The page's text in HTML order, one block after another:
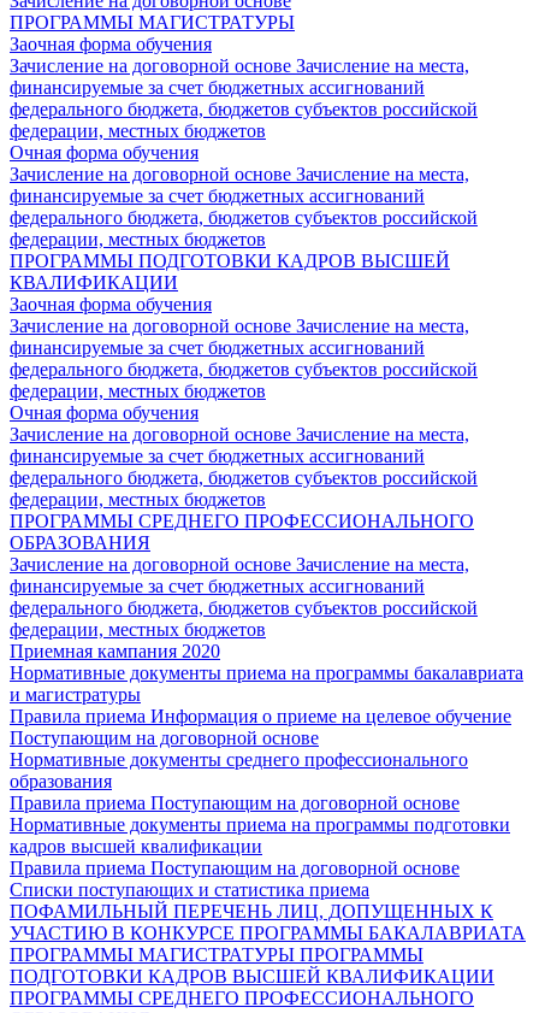
ПРОГРАММЫ МАГИСТРАТУРЫ
Заочная форма обучения
Зачисление на договорной основе Зачисление на места,
финансируемые за счет бюджетных ассигнований
федерального бюджета, бюджетов субъектов российской
федерации, местных бюджетов
Очная форма обучения
Зачисление на договорной основе Зачисление на места,
финансируемые за счет бюджетных ассигнований
федерального бюджета, бюджетов субъектов российской
федерации, местных бюджетов
ПРОГРАММЫ ПОДГОТОВКИ КАДРОВ ВЫСШЕЙ
КВАЛИФИКАЦИИ
Заочная форма обучения
Зачисление на договорной основе Зачисление на места,
финансируемые за счет бюджетных ассигнований
федерального бюджета, бюджетов субъектов российской
федерации, местных бюджетов
Очная форма обучения
Зачисление на договорной основе Зачисление на места,
финансируемые за счет бюджетных ассигнований
федерального бюджета, бюджетов субъектов российской
федерации, местных бюджетов
ПРОГРАММЫ СРЕДНЕГО ПРОФЕССИОНАЛЬНОГО
ОБРАЗОВАНИЯ
Зачисление на договорной основе Зачисление на места,
финансируемые за счет бюджетных ассигнований
федерального бюджета, бюджетов субъектов российской
федерации, местных бюджетов
Приемная кампания 2020
Нормативные документы приема на программы бакалавриата
и магистратуры
Правила приема Информация о приеме на целевое обучение
Поступающим на договорной основе
Нормативные документы среднего профессионального
образования
Правила приема Поступающим на договорной основе
Нормативные документы приема на программы подготовки
кадров высшей квалификации
Правила приема Поступающим на договорной основе
Списки поступающих и статистика приема
ПОФАМИЛЬНЫЙ ПЕРЕЧЕНЬ ЛИЦ, ДОПУЩЕННЫХ К
УЧАСТИЮ В КОНКУРСЕ ПРОГРАММЫ БАКАЛАВРИАТА
ПРОГРАММЫ МАГИСТРАТУРЫ ПРОГРАММЫ
ПОДГОТОВКИ КАДРОВ ВЫСШЕЙ КВАЛИФИКАЦИИ
ПРОГРАММЫ СРЕДНЕГО ПРОФЕССИОНАЛЬНОГО